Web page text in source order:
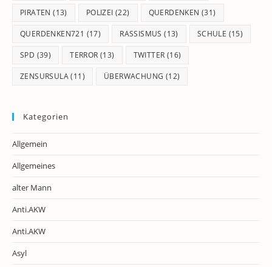
PIRATEN (13) POLIZEI (22) QUERDENKEN (31)
QUERDENKEN721 (17) RASSISMUS (13) SCHULE (15)
SPD (39) TERROR (13) TWITTER (16)
ZENSURSULA(11) ÜBERWACHUNG (12)
Kategorien
Allgemein
Allgemeines
alter Mann
Anti.AKW
Anti.AKW
Asyl